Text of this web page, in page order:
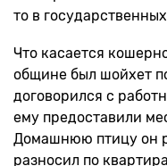
то в
Что касается
общине был шойхет
договорился с
ему предоставили
Домашнюю птицу он
разносил по